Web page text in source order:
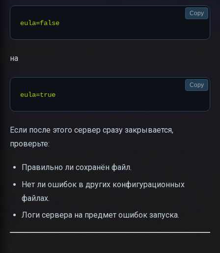
Copy
на
Copy
Если после этого сервер сразу закрывается,
проверьте:
Правильно ли сохранён файл.
Нет ли ошибок в других конфигурационных
файлах.
Логи сервера на предмет ошибок запуска.